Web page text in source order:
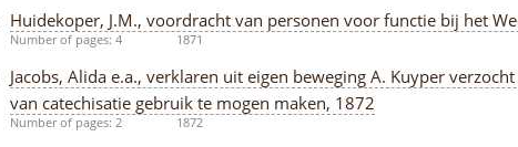
Huidekoper, J.M., voordracht van personen voor functie bij het
Number of pages: 4 1871
Jacobs, Alida e.a., verklaren uit eigen beweging A. Kuyper
van catechisatie gebruik te mogen maken, 1872
Number of pages: 2 1872